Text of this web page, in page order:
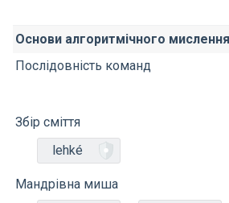
Основи алгоритмічного мислення
Послідовність команд
Збір сміття
lehké
Мандрівна миша